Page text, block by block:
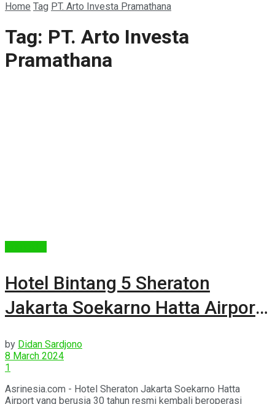
Home Tag PT. Arto Investa Pramathana
Tag: PT. Arto Investa
Pramathana
Hotel Bintang 5 Sheraton
Jakarta Soekarno Hatta Airport
Dunia
by Didan Sardjono
8 March 2024
1
Asrinesia.com - Hotel Sheraton Jakarta Soekarno Hatta
Airport yang berusia 30 tahun resmi kembali beroperasi